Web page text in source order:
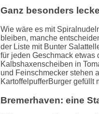
Ganz besonders
Wie wäre es mit
bleiben, manche
der Liste mit Bunter
für jeden Geschmack
Kalbshaxenscheiben in
und Feinschmecker stehen
KartoffelpufferBurger gefüllt
Bremerhaven: eine